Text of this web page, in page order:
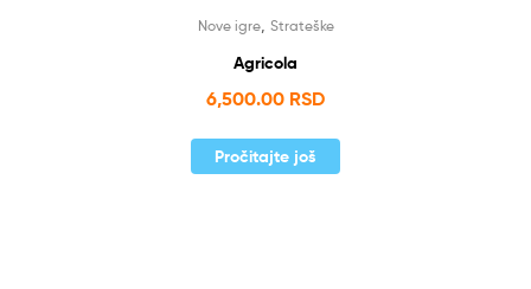
Nove igre, Strateške
Agricola
6,500.00 RSD
Pročitajte još